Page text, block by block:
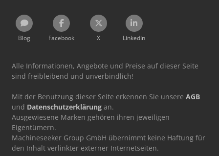
Blog Facebook X LinkedIn
Alle Informationen, Angebote und Preise auf dieser Seite
sind freibleibend und unverbindlich!
Mit der Benutzung dieser Seite erkennen Sie unsere AGB
und Datenschutzerklärung an.
Ausgewiesene Marken gehören ihren jeweiligen
Eigentümern.
Machineseeker Group GmbH übernimmt keine Haftung für
den Inhalt verlinkter externer Internetseiten.